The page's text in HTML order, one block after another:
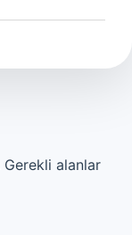
Gerekli alanlar